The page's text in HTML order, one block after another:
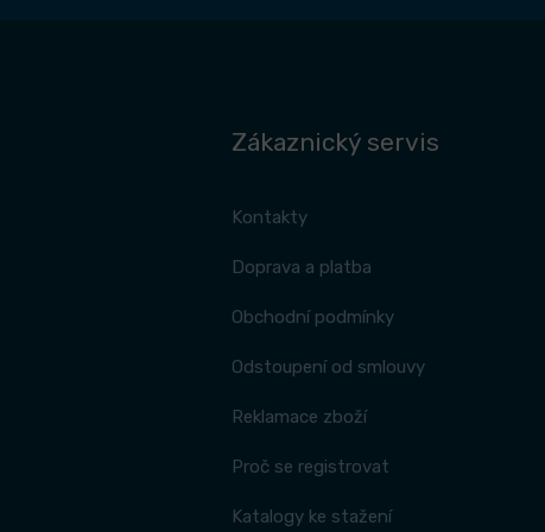
Zákaznický servis
Kontakty
Doprava a platba
Obchodní podmínky
Odstoupení od smlouvy
Reklamace zboží
Proč se registrovat
Katalogy ke stažení